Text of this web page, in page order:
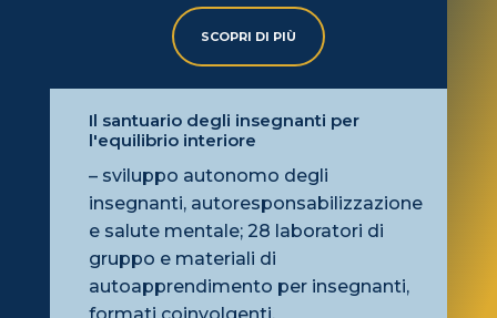
SCOPRI DI PIÙ
Il santuario degli insegnanti per
l'equilibrio interiore
– sviluppo autonomo degli
insegnanti, autoresponsabilizzazione
e salute mentale; 28 laboratori di
gruppo e materiali di
autoapprendimento per insegnanti,